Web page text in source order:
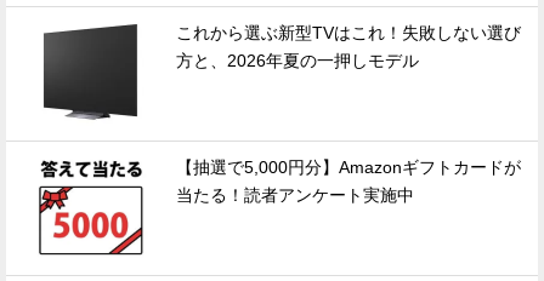
これから選ぶ新型TVはこれ！失敗しない選び
方と、2026年夏の一押しモデル
【抽選で5,000円分】Amazonギフトカードが
当たる！読者アンケート実施中